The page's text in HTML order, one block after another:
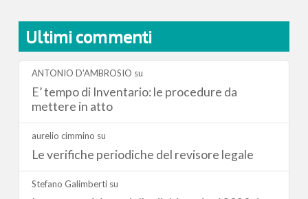
Ultimi commenti
ANTONIO D'AMBROSIO su
E’ tempo di Inventario: le procedure da
mettere in atto
aurelio cimmino su
Le verifiche periodiche del revisore legale
Stefano Galimberti su